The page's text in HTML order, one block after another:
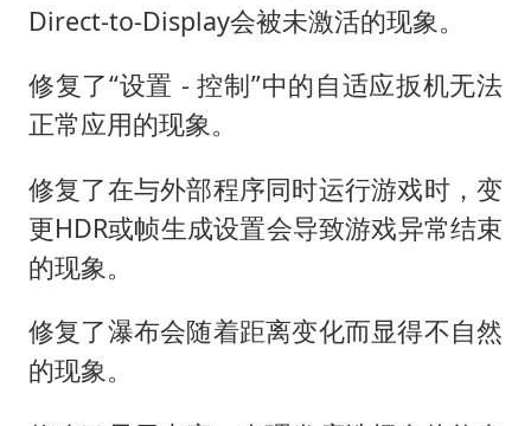
Direct-to-Display会被未激活的现象。
修复了“设置 - 控制”中的自适应扳机无法
正常应用的现象。
修复了在与外部程序同时运行游戏时，变
更HDR或帧生成设置会导致游戏异常结束
的现象。
修复了瀑布会随着距离变化而显得不自然
的现象。